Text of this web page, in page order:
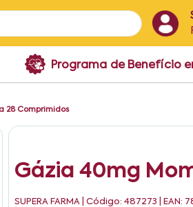
Programa de Benefício
28 Comprimidos
Gázia 40mg
SUPERA FARMA | Código: 487273 | EAN: